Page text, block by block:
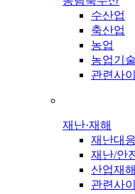
수산업
축산업
농업
농업기
관련사
재난·재해
재난대응
재난/안
산업재
관련사